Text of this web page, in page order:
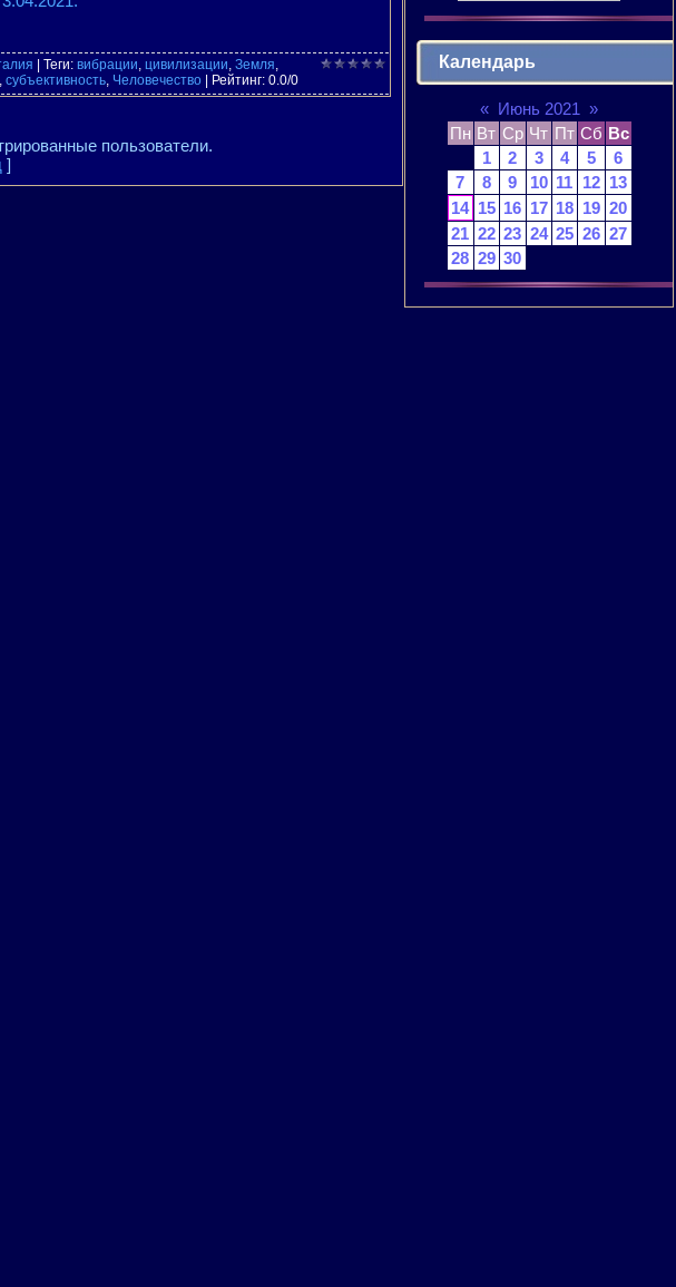
Теги: вибрации, цивилизации, Земля,
, субъективность, Человечество Рейтинг: 0.0/0
пользователи.
]
Календарь
« Июнь 2021 »
Пн Вт Ср Чт Пт Сб Вс
1
2 3 4 5
6
7
8 9 10 11 12 13
14 15 16 17 18 19 20
21 22 23 24 25 26 27
28 29 30